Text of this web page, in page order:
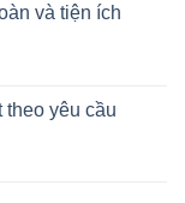
và tiện ích
theo yêu cầu